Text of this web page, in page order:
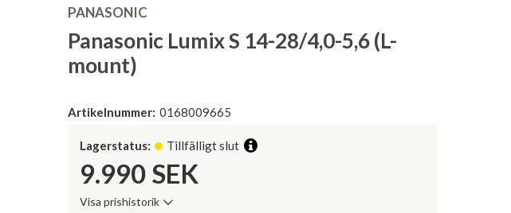
PANASONIC
Panasonic Lumix S 14-28/4,0-5,6 (L-
mount)
Artikelnummer: 0168009665
Lagerstatus: Tillfälligt slut
9.990 SEK
Visa prishistorik